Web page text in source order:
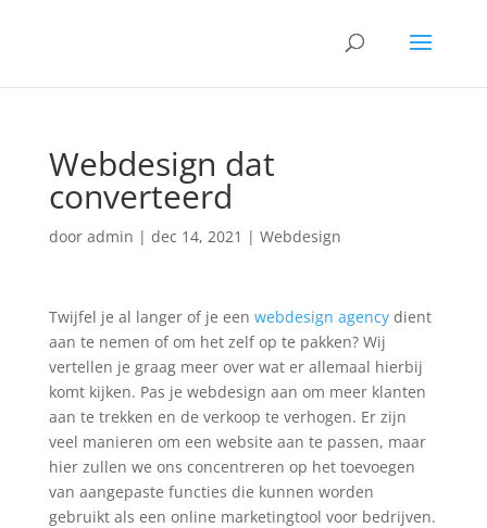
Webdesign dat
converteerd
door admin | dec 14, 2021 | Webdesign
Twijfel je al langer of je een webdesign agencydient
aan te nemen of om het zelf op te pakken? Wij
vertellen je graag meer over wat er allemaal hierbij
komt kijken. Pas je webdesign aan om meer klanten
aan te trekken en de verkoop te verhogen. Er zijn
veel manieren om een ​​website aan te passen, maar
hier zullen we ons concentreren op het toevoegen
van aangepaste functies die kunnen worden
gebruikt als een online marketingtool voor bedrijven.